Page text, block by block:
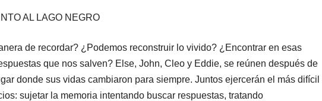
AL LAGO NEGRO
de recordar? ¿Podemos reconstruir lo vivido? ¿Encontrar en esas
que nos salven? Else, John, Cleo y Eddie, se reúnen después de
donde sus vidas cambiaron para siempre. Juntos ejercerán el más difícil
sujetar la memoria intentando buscar respuestas, tratando